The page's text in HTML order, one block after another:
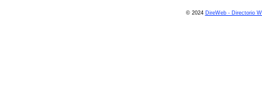
© 2024 DireWeb - Directorio